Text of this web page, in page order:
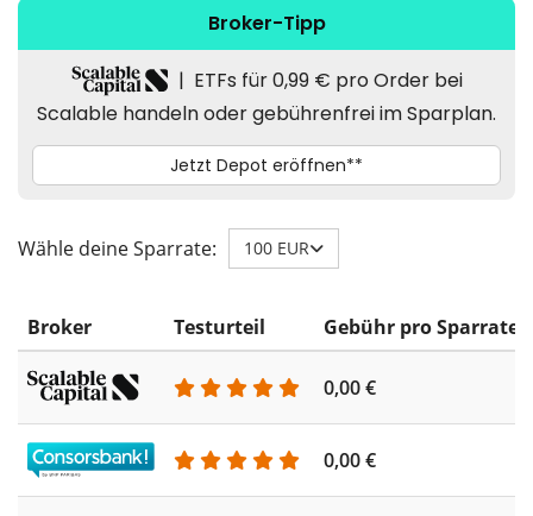
Wähle deine Sparrate: 100 EUR
Broker Testurteil Gebühr pro Sparrate
0,00 €
0,00 €